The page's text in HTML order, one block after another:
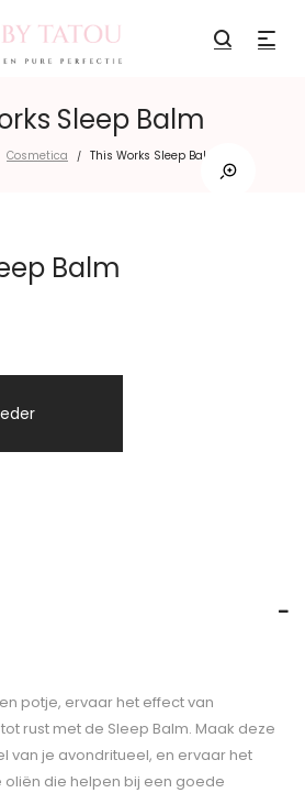
Sleep Balm
Cosmetica / This Works Sleep Balm
Balm
potje, ervaar het effect van
rust met de Sleep Balm. Maak deze
van je avondritueel, en ervaar het
die helpen bij een goede